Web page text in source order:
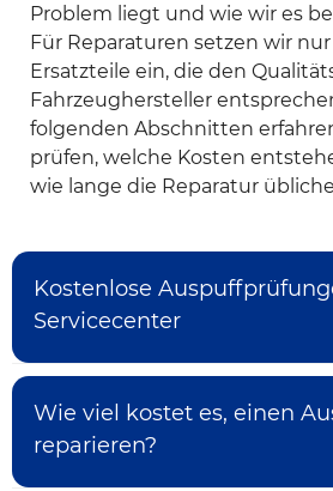
Problem liegt und wie wir es
Für Reparaturen setzen wir
Ersatzteile ein, die den
Fahrzeughersteller
folgenden Abschnitten
prüfen, welche Kosten
wie lange die Reparatur
Kostenlose
Servicecenter
unseres kostenlosen
sich Sorgen um den Zustand
Wie viel kostet es, einen
reparieren?